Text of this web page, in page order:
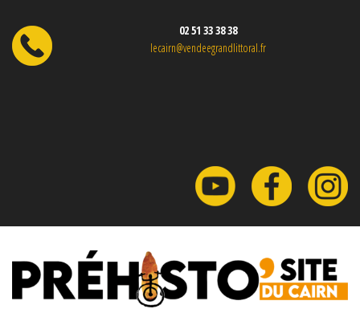
02 51 33 38 38
lecairn@vendeegrandlittoral.fr